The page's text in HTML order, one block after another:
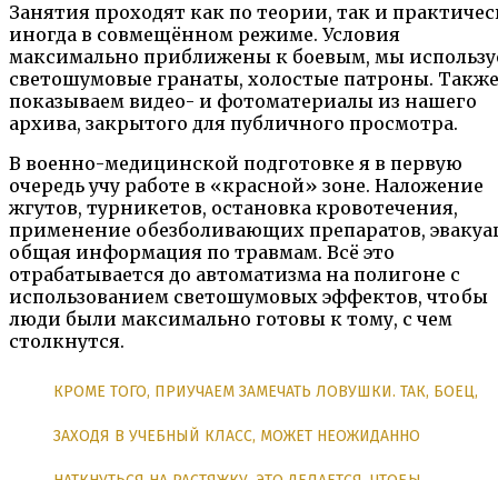
Занятия проходят как по теории, так и
иногда в совмещённом режиме. Условия
максимально приближены к боевым, мы
светошумовые гранаты, холостые патроны. Также
показываем видео- и фотоматериалы из нашего
архива, закрытого для публичного просмотра.
В военно-медицинской подготовке я в первую
очередь учу работе в «красной» зоне. Наложение
жгутов, турникетов, остановка кровотечения,
применение обезболивающих препаратов,
общая информация по травмам. Всё это
отрабатывается до автоматизма на полигоне с
использованием светошумовых эффектов, чтобы
люди были максимально готовы к тому, с чем
столкнутся.
КРОМЕ ТОГО, ПРИУЧАЕМ ЗАМЕЧАТЬ ЛОВУШКИ. ТАК, БОЕЦ,
ЗАХОДЯ В УЧЕБНЫЙ КЛАСС, МОЖЕТ НЕОЖИДАННО